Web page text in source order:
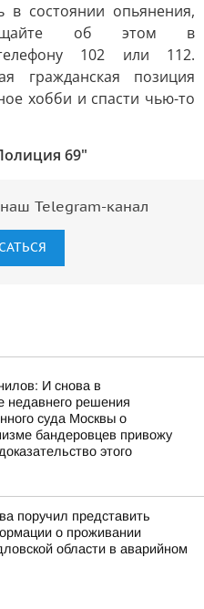
в состоянии опьянения,
об этом в
102 или 112.
гражданская позиция
хобби и спасти чью-то
69"
Telegram-канал
И снова в
недавнего решения
суда Москвы о
бандеровцев привожу
этого
поручил представить
о проживании
области в аварийном